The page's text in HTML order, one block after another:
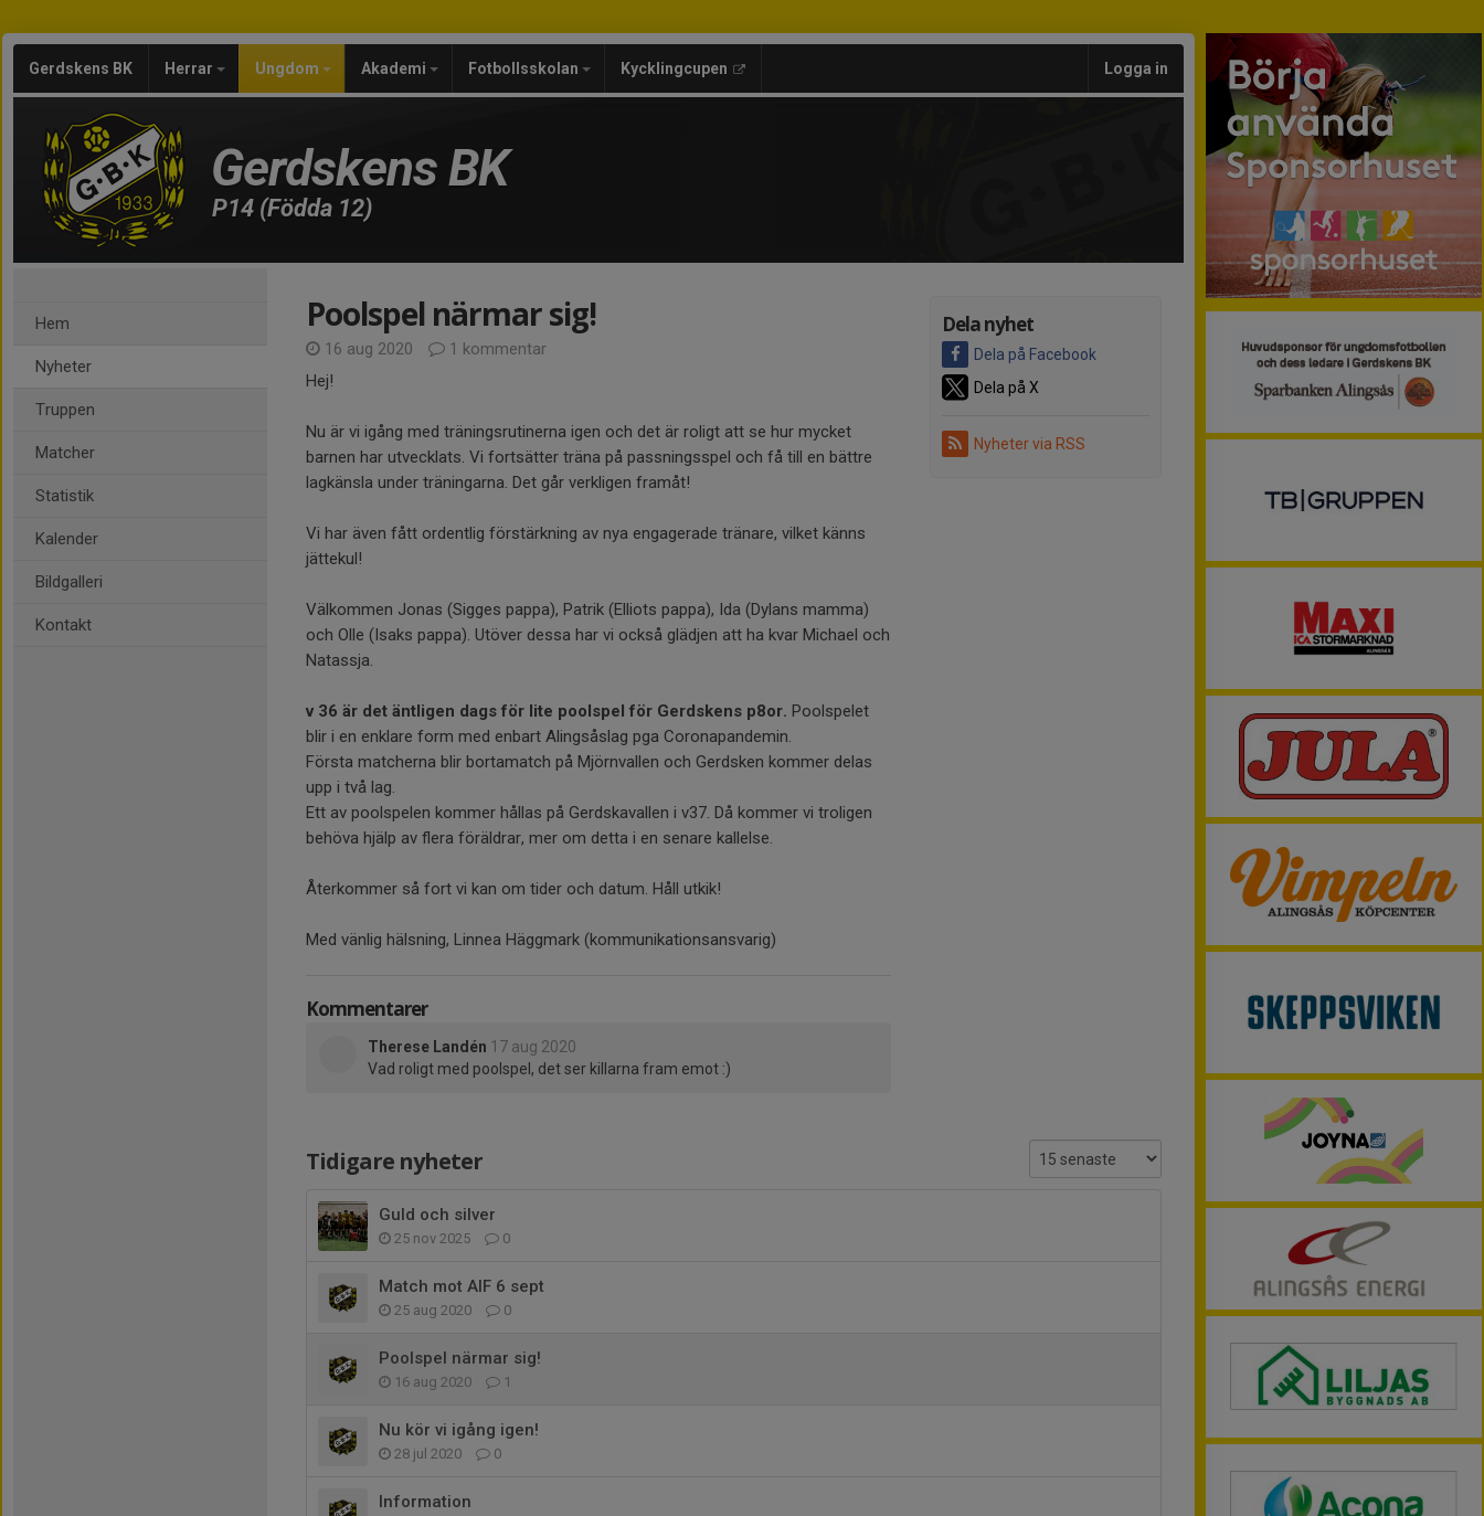
Gerdskens BK Herrar Ungdom Akademi Fotbollsskolan Kycklingcupen Logga in
Gerdskens BK
P14 (Födda 12)
Hem
Nyheter
Truppen
Matcher
Statistik
Kalender
Bildgalleri
Kontakt
Dela nyhet
Dela på Facebook
Dela på X
Nyheter via RSS
Poolspel närmar sig!
16 aug 2020
1 kommentar
Hej!
Nu är vi igång med träningsrutinerna igen och det är roligt att se hur mycket
barnen har utvecklats. Vi fortsätter träna på passningsspel och få till en bättre
lagkänsla under träningarna. Det går verkligen framåt!
Vi har även fått ordentlig förstärkning av nya engagerade tränare, vilket känns
jättekul!
Välkommen Jonas (Sigges pappa), Patrik (Elliots pappa), Ida (Dylans mamma)
och Olle (Isaks pappa). Utöver dessa har vi också glädjen att ha kvar Michael och
Natassja.
v 36 är det äntligen dags för lite poolspel för Gerdskens p8or. Poolspelet
blir i en enklare form med enbart Alingsåslag pga Coronapandemin.
Första matcherna blir bortamatch på Mjörnvallen och Gerdsken kommer delas
upp i två lag.
Ett av poolspelen kommer hållas på Gerdskavallen i v37. Då kommer vi troligen
behöva hjälp av flera föräldrar, mer om detta i en senare kallelse.
Återkommer så fort vi kan om tider och datum. Håll utkik!
Med vänlig hälsning, Linnea Häggmark (kommunikationsansvarig)
Kommentarer
Therese Landén 17 aug 2020
Vad roligt med poolspel, det ser killarna fram emot :)
Tidigare nyheter
Guld och silver
25 nov 2025 0
Match mot AIF 6 sept
25 aug 2020 0
Poolspel närmar sig!
16 aug 2020 1
Nu kör vi igång igen!
28 jul 2020 0
Information